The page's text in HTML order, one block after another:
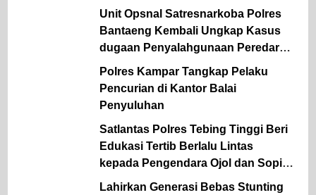
Kesan Tak Terlupakan
Unit Opsnal Satresnarkoba Polres
Bantaeng Kembali Ungkap Kasus
dugaan Penyalahgunaan Peredaran
Gelap Narkotika Jenis Sabu
Polres Kampar Tangkap Pelaku
Pencurian di Kantor Balai
Penyuluhan
Satlantas Polres Tebing Tinggi Beri
Edukasi Tertib Berlalu Lintas
kepada Pengendara Ojol dan Sopir
Angkutan
Lahirkan Generasi Bebas Stunting